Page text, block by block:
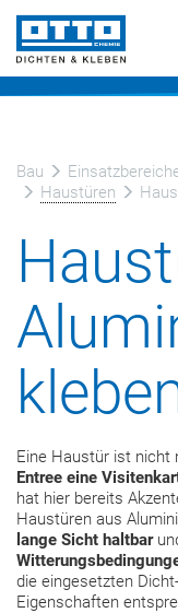
Bau
Haustüren
Eine Haustür ist nicht
Entree eine
hat hier bereits
Haustüren aus
lange Sicht haltbar
die eingesetzten
Eigenschaften